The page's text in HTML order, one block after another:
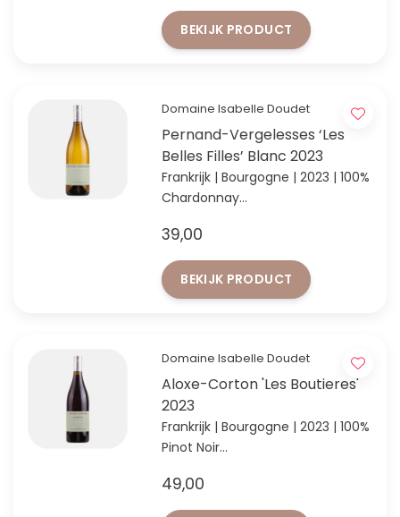
Redrescul"
BEKIJK PRODUCT
Domaine Isabelle Doudet
Pernand-Vergelesses ‘Les
Belles Filles’ Blanc 2023
Frankrijk | Bourgogne | 2023 | 100%
Chardonnay
aroma's van citrusfruit &
vuursteen
39,00
BEKIJK PRODUCT
Domaine Isabelle Doudet
Aloxe-Corton 'Les Boutieres'
2023
Frankrijk | Bourgogne | 2023 | 100%
Pinot Noir
Isabelle Doudet
49,00